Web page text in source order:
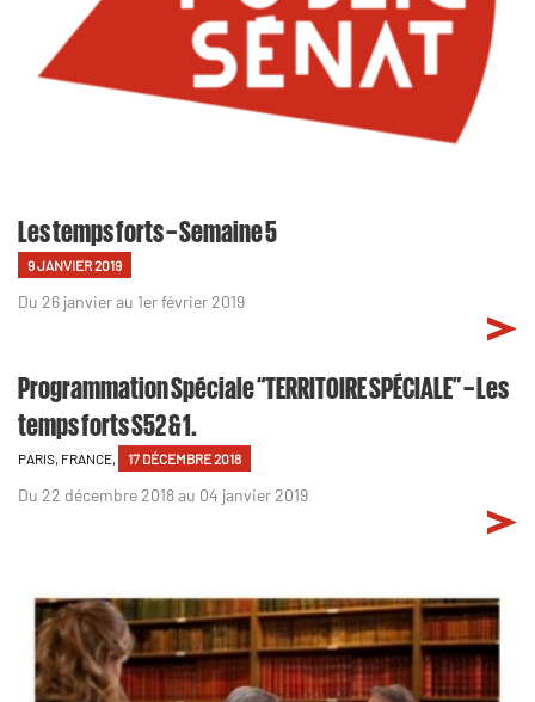
Les temps forts – Semaine 5
9 JANVIER 2019
Du 26 janvier au 1er février 2019
Programmation Spéciale “TERRITOIRE SPÉCIALE” – Les
temps forts S52 & 1.
PARIS, FRANCE, 17 DÉCEMBRE 2018
Du 22 décembre 2018 au 04 janvier 2019